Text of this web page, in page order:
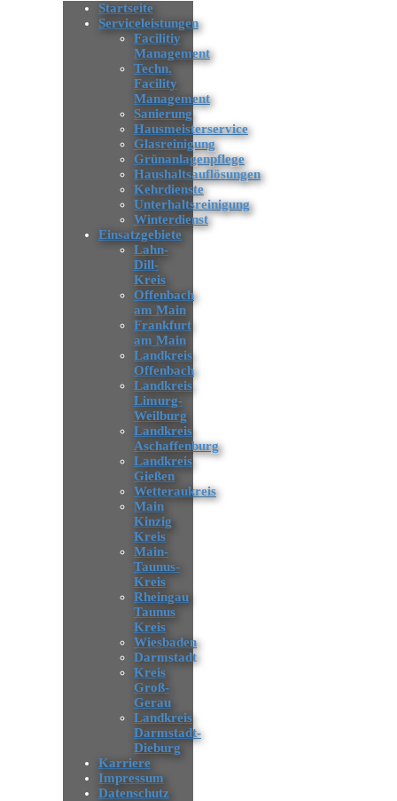
Startseite
Serviceleistungen
Facilitiy
Management
Techn.
Facility
Management
Sanierung
Hausmeisterservice
Glasreinigung
Grünanlagenpflege
Haushaltsauflösungen
Kehrdienste
Unterhaltsreinigung
Winterdienst
Einsatzgebiete
Lahn-
Dill-
Kreis
Offenbach
am Main
Frankfurt
am Main
Landkreis
Offenbach
Landkreis
Limurg-
Weilburg
Landkreis
Aschaffenburg
Landkreis
Gießen
Wetteraukreis
Main
Kinzig
Kreis
Main-
Taunus-
Kreis
Rheingau
Taunus
Kreis
Wiesbaden
Darmstadt
Kreis
Groß-
Gerau
Landkreis
Darmstadt-
Dieburg
Karriere
Impressum
Datenschutz